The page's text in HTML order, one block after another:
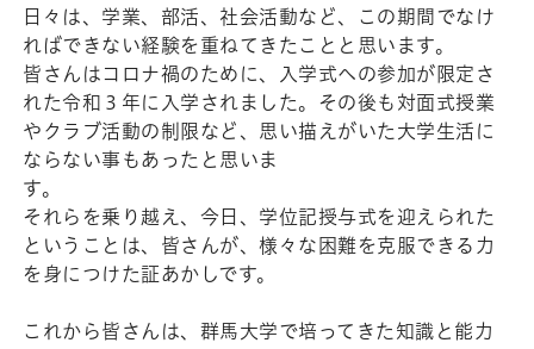
日々は、学業、部活、社会活動など、この期間でなけ
ればできない経験を重ねてきたことと思います。
皆さんはコロナ禍のために、
入学式への参加が限定さ
れた令和３年に入学されました。その後も対面式授業
やクラブ活動の制限など、思い描えがいた大学生活に
ならない事もあったと思いま
す
それらを乗り越え、今日、学位記授与式を迎えられた
ということは、皆さんが、様々な困難を克服できる力
を身につけた証あかしです。
これから皆さんは、群馬大学で培ってきた知識と能力